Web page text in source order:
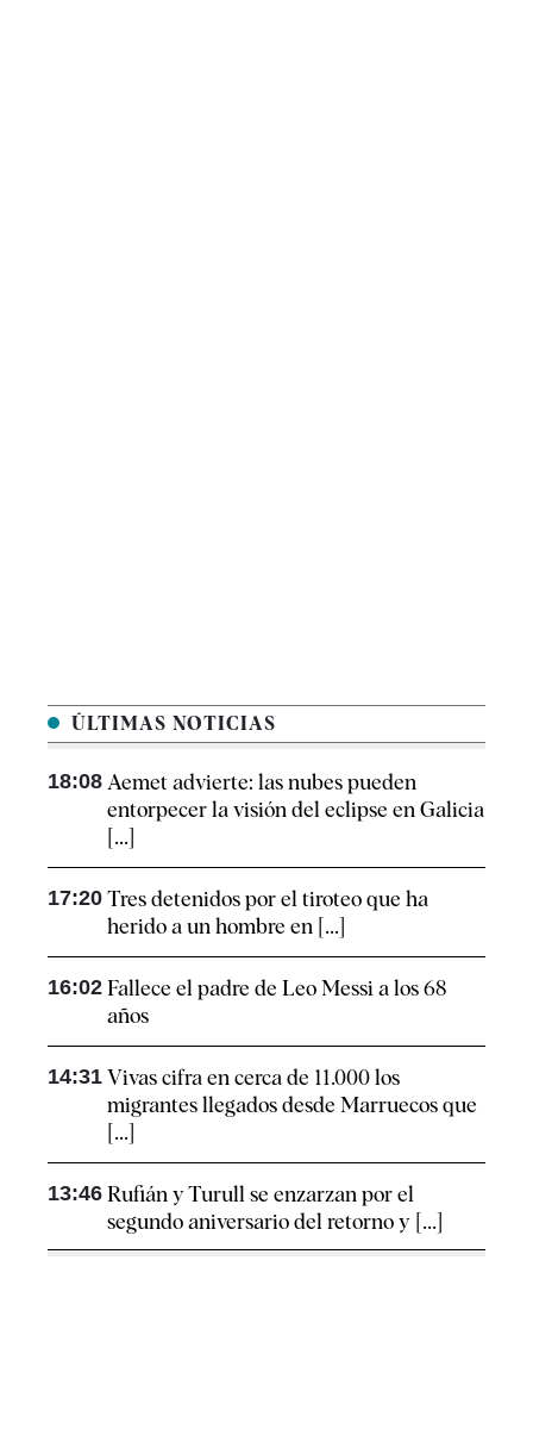
ÚLTIMAS NOTICIAS
18:08 Aemet advierte: las nubes pueden
entorpecer la visión del eclipse en Galicia
[...]
17:20 Tres detenidos por el tiroteo que ha
herido a un hombre en [...]
16:02 Fallece el padre de Leo Messi a los 68
años
14:31 Vivas cifra en cerca de 11.000 los
migrantes llegados desde Marruecos que
[...]
13:46 Rufián y Turull se enzarzan por el
segundo aniversario del retorno y [...]